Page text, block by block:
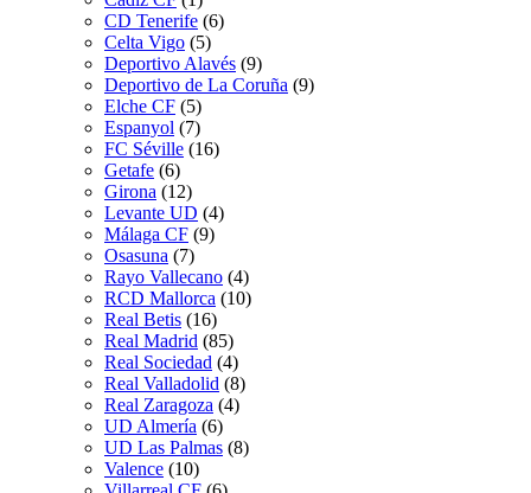
CD Tenerife (6)
Celta Vigo (5)
Deportivo Alavés (9)
Deportivo de La Coruña (9)
Elche CF (5)
Espanyol (7)
FC Séville (16)
Getafe (6)
Girona (12)
Levante UD (4)
Málaga CF (9)
Osasuna (7)
Rayo Vallecano (4)
RCD Mallorca (10)
Real Betis (16)
Real Madrid (85)
Real Sociedad (4)
Real Valladolid (8)
Real Zaragoza (4)
UD Almería (6)
UD Las Palmas (8)
Valence (10)